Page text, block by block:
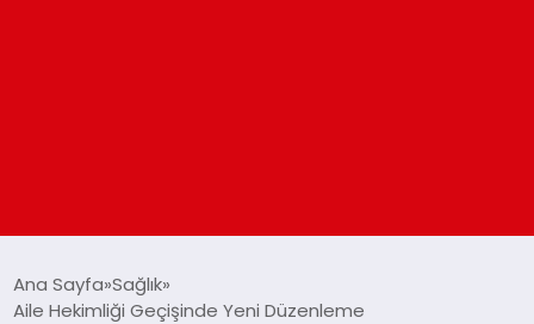
Ana Sayfa Sağlık
Aile Hekimliği Geçişinde Yeni Düzenleme